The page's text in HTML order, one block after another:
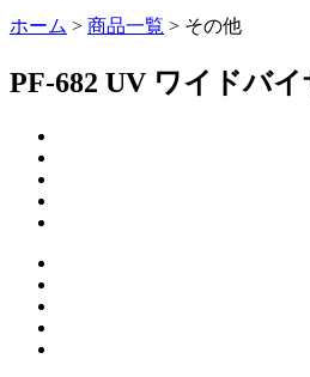
ホーム > 商品一覧 > その他
PF-682 UV ワイドバイ